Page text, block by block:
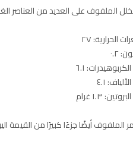
الملفوف على العديد من العناصر الغذائية
الحرارية: ٢٧
٠.٢
٦.١
٤.١
١.٣ غرام
الملفوف أيضًا جزءًا كبيرًا من القيمة